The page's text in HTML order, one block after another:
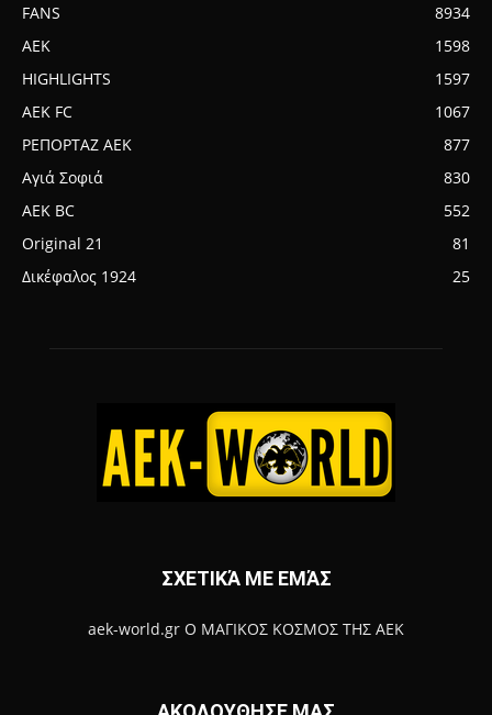
FANS
8934
AEK
1598
HIGHLIGHTS
1597
AEK FC
1067
ΡΕΠΟΡΤΑΖ ΑΕΚ
877
Αγιά Σοφιά
830
AEK BC
552
Original 21
81
Δικέφαλος 1924
25
ΣΧΕΤΙΚΆ ΜΕ ΕΜΆΣ
aek-world.gr Ο ΜΑΓΙΚΟΣ ΚΟΣΜΟΣ ΤΗΣ ΑΕΚ